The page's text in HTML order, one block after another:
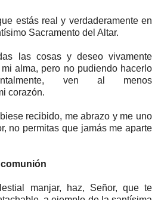
estás real y verdaderamente en
Sacramento del Altar.
las cosas y deseo vivamente
alma, pero no pudiendo hacerlo
ven al menos
corazón.
recibido, me abrazo y me uno
no permitas que jamás me aparte
manjar, haz, Señor, que te